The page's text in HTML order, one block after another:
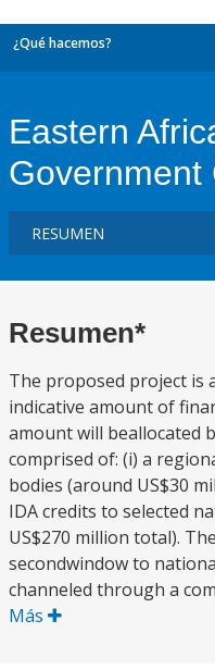
¿Qué hacemos?
Eastern
Government
Resumen*
The proposed project is
indicative amount of
amount will beallocated
comprised of: (i) a
bodies (around US$30
IDA credits to selected
US$270 million total).
secondwindow to
channeled through a
Más